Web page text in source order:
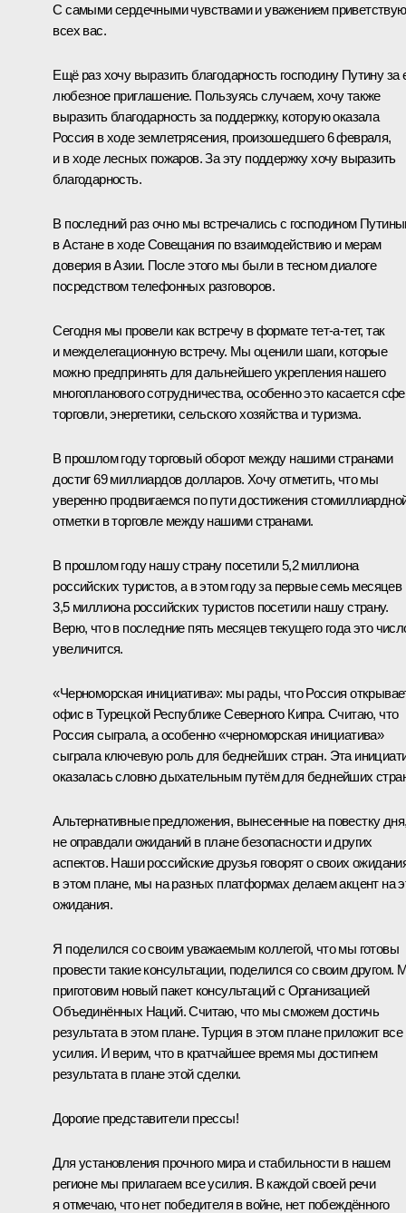
С самыми сердечными чувствами и уважением приветствую
всех вас.
Ещё раз хочу выразить благодарность господину Путину за
любезное приглашение. Пользуясь случаем, хочу также
выразить благодарность за поддержку, которую оказала
Россия в ходе землетрясения, произошедшего 6 февраля,
и в ходе лесных пожаров. За эту поддержку хочу выразить
благодарность.
В последний раз очно мы встречались с господином
в Астане в ходе Совещания по взаимодействию и мерам
доверия в Азии. После этого мы были в тесном диалоге
посредством телефонных разговоров.
Сегодня мы провели как встречу в формате тет-а-тет, так
и межделегационную встречу. Мы оценили шаги, которые
можно предпринять для дальнейшего укрепления нашего
многопланового сотрудничества, особенно это касается
торговли, энергетики, сельского хозяйства и туризма.
В прошлом году торговый оборот между нашими странами
достиг 69 миллиардов долларов. Хочу отметить, что мы
уверенно продвигаемся по пути достижения
отметки в торговле между нашими странами.
В прошлом году нашу страну посетили 5,2 миллиона
российских туристов, а в этом году за первые семь месяцев
3,5 миллиона российских туристов посетили нашу страну.
Верю, что в последние пять месяцев текущего года это
увеличится.
«Черноморская инициатива»: мы рады, что Россия
офис в Турецкой Республике Северного Кипра. Считаю, что
Россия сыграла, а особенно «черноморская инициатива»
сыграла ключевую роль для беднейших стран. Эта
оказалась словно дыхательным путём для беднейших
Альтернативные предложения, вынесенные на повестку
не оправдали ожиданий в плане безопасности и других
аспектов. Наши российские друзья говорят о своих
в этом плане, мы на разных платформах делаем акцент на
ожидания.
Я поделился со своим уважаемым коллегой, что мы готовы
провести такие консультации, поделился со своим другом.
приготовим новый пакет консультаций с Организацией
Объединённых Наций. Считаю, что мы сможем достичь
результата в этом плане. Турция в этом плане приложит все
усилия. И верим, что в кратчайшее время мы достигнем
результата в плане этой сделки.
Дорогие представители прессы!
Для установления прочного мира и стабильности в нашем
регионе мы прилагаем все усилия. В каждой своей речи
я отмечаю, что нет победителя в войне, нет побеждённого